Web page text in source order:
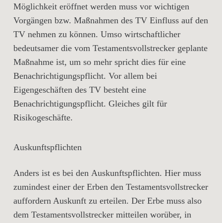
Möglichkeit eröffnet werden muss vor wichtigen
Vorgängen bzw. Maßnahmen des TV Einfluss auf den
TV nehmen zu können. Umso wirtschaftlicher
bedeutsamer die vom Testamentsvollstrecker geplante
Maßnahme ist, um so mehr spricht dies für eine
Benachrichtigungspflicht. Vor allem bei
Eigengeschäften des TV besteht eine
Benachrichtigungspflicht. Gleiches gilt für
Risikogeschäfte.
Auskunftspflichten
Anders ist es bei den Auskunftspflichten. Hier muss
zumindest einer der Erben den Testamentsvollstrecker
auffordern Auskunft zu erteilen. Der Erbe muss also
dem Testamentsvollstrecker mitteilen worüber, in